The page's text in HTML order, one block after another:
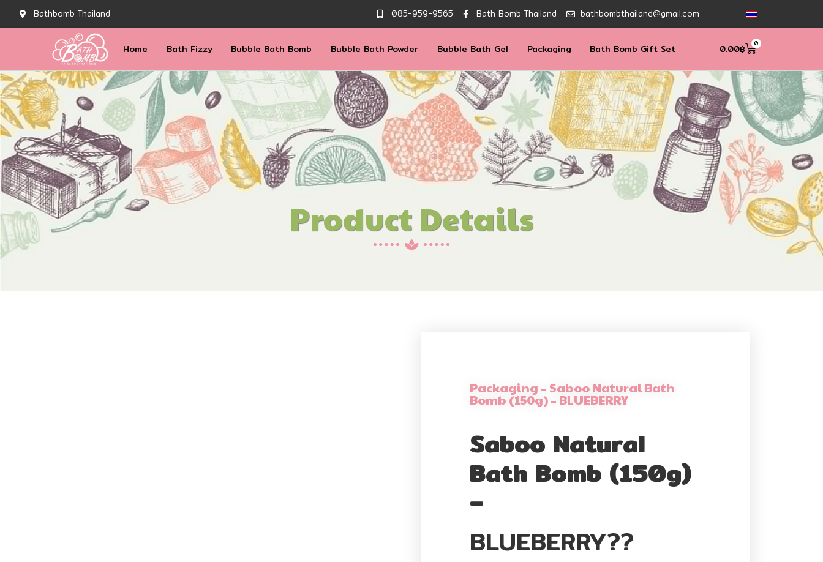
Bathbomb Thailand 085-959-9565 Bath Bomb Thailand bathbombthailand@gmail.com
Home Bath Fizzy Bubble Bath Bomb Bubble Bath Powder Bubble Bath Gel Packaging Bath Bomb Gift Set 0.00฿ 0
Product Details
Packaging – Saboo Natural Bath
Bomb (150g) – BLUEBERRY
Saboo Natural
Bath Bomb (150g)
–
BLUEBERRY??